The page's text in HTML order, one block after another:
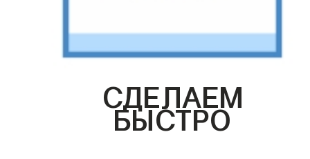
СДЕЛАЕМ
БЫСТРО